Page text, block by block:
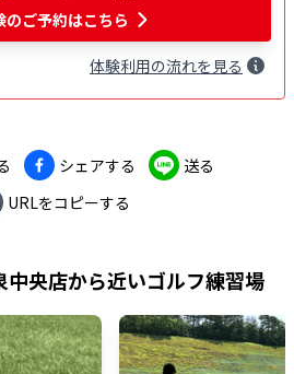
のご予約はこちら
体験利用の流れを見る
シェアする
送る
URLをコピーする
中央店から近いゴルフ練習場